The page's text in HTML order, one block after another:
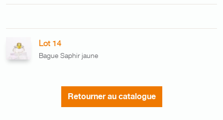
Lot 14
Bague Saphir jaune
Retourner au catalogue